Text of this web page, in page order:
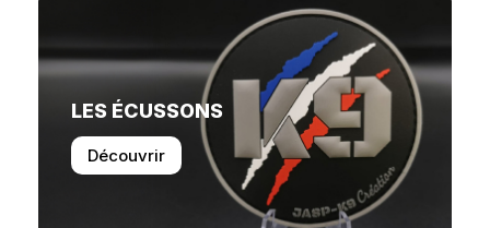
LES ÉCUSSONS
Découvrir